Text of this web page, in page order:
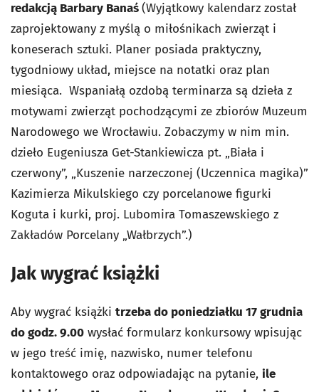
redakcją Barbary Banaś(Wyjątkowy kalendarz został
zaprojektowany z myślą o miłośnikach zwierząt i
koneserach sztuki. Planer posiada praktyczny,
tygodniowy układ, miejsce na notatki oraz plan
miesiąca. Wspaniałą ozdobą terminarza są dzieła z
motywami zwierząt pochodzącymi ze zbiorów Muzeum
Narodowego we Wrocławiu. Zobaczymy w nim min.
dzieło Eugeniusza Get-Stankiewicza pt. „Biała i
czerwony”, „Kuszenie narzeczonej (Uczennica magika)”
Kazimierza Mikulskiego czy porcelanowe figurki
Koguta i kurki, proj. Lubomira Tomaszewskiego z
Zakładów Porcelany „Wałbrzych”.)
Jak wygrać książki
Aby wygrać książki trzeba do poniedziałku 17 grudnia
do godz. 9.00 wysłać formularz konkursowy wpisując
w jego treść imię, nazwisko, numer telefonu
kontaktowego oraz odpowiadając na pytanie, ile